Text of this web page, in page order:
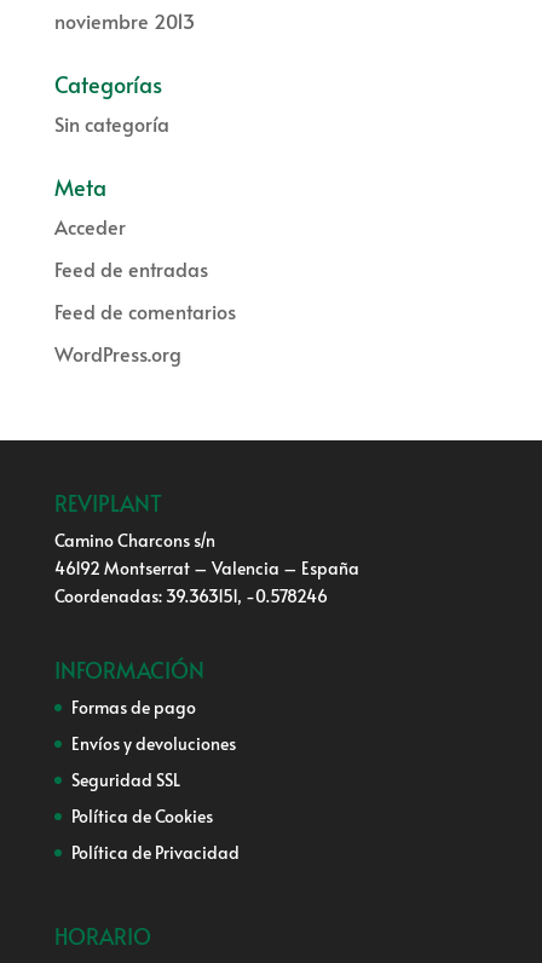
noviembre 2013
Categorías
Sin categoría
Meta
Acceder
Feed de entradas
Feed de comentarios
WordPress.org
REVIPLANT
Camino Charcons s/n
46192 Montserrat – Valencia – España
Coordenadas: 39.363151, -0.578246
INFORMACIÓN
Formas de pago
Envíos y devoluciones
Seguridad SSL
Política de Cookies
Política de Privacidad
HORARIO